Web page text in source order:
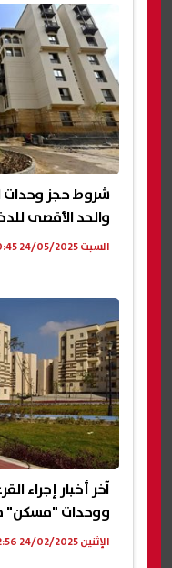
والحد الأقصى
السبت 24/05/2025 10:45 م
آخر أخبار إجراء
ووحدات "مسكن" في
الإثنين 24/02/2025 02:56 م